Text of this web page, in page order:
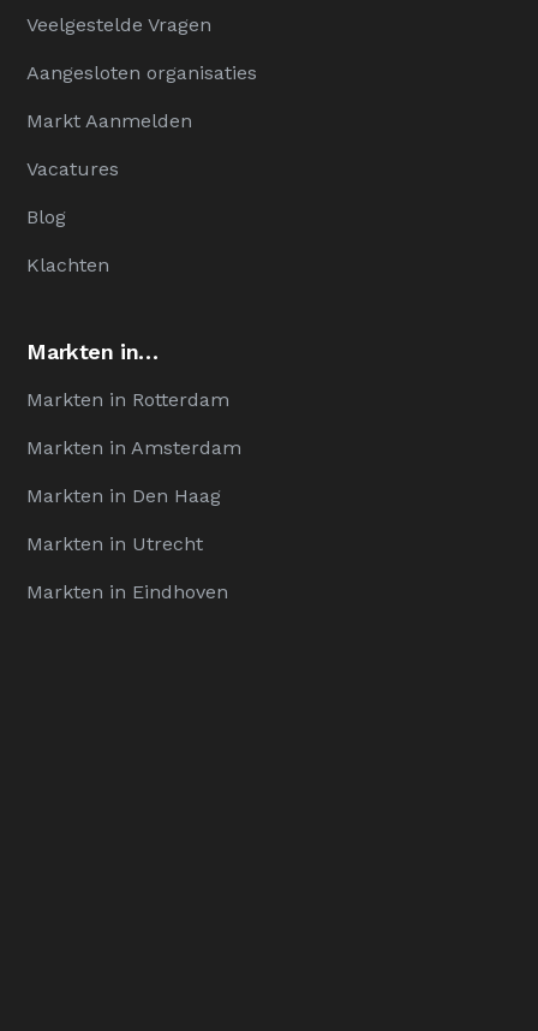
Veelgestelde Vragen
Aangesloten organisaties
Markt Aanmelden
Vacatures
Blog
Klachten
Markten in…
Markten in Rotterdam
Markten in Amsterdam
Markten in Den Haag
Markten in Utrecht
Markten in Eindhoven